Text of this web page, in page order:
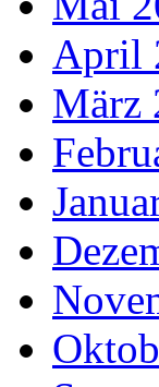
April
März